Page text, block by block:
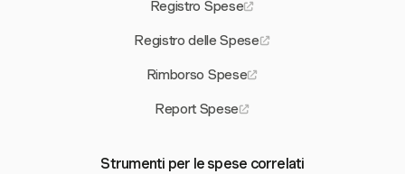
Registro Spese
Registro delle Spese
Rimborso Spese
Report Spese
Strumenti per le spese correlati